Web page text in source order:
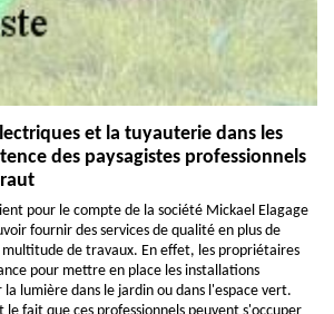
et la tuyauterie dans les
des paysagistes professionnels
pour le compte de la société Mickael Elagage
fournir des services de qualité en plus de
de travaux. En effet, les propriétaires
pour mettre en place les installations
lumière dans le jardin ou dans l'espace vert.